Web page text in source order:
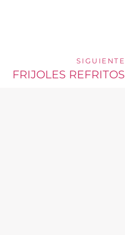
SIGUIENTE
FRIJOLES REFRITOS